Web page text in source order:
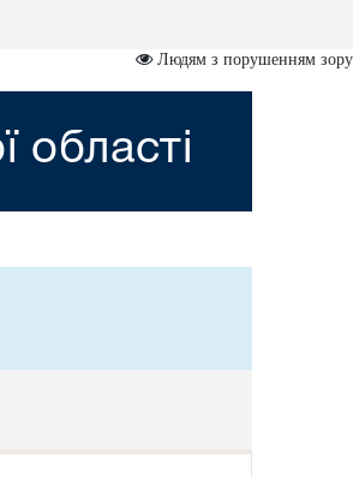
Людям з порушенням зору
області